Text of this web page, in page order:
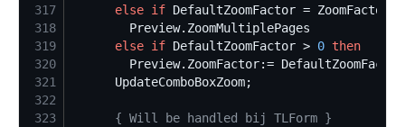
317
else if DefaultZoomFactor =
318
319
else if DefaultZoomFactor > 0 then
320
321
322
323
{ Will be handled bij TLForm }